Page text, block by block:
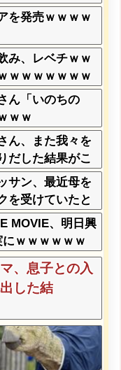
を発売ｗｗｗｗ
み、レベチｗｗ
ｗｗｗｗｗｗｗ
ん「いのちの
ｗｗ
ん、また我々を
だした結果がこ
サン、最近母を
を受けていたと
MOVIE、明日興
ｗｗｗｗｗｗ
、息子との入
した結